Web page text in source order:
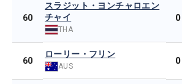
60
スラジット・ヨンチャロエン
チャイ
THA
0
60
ローリー・フリン
AUS 0